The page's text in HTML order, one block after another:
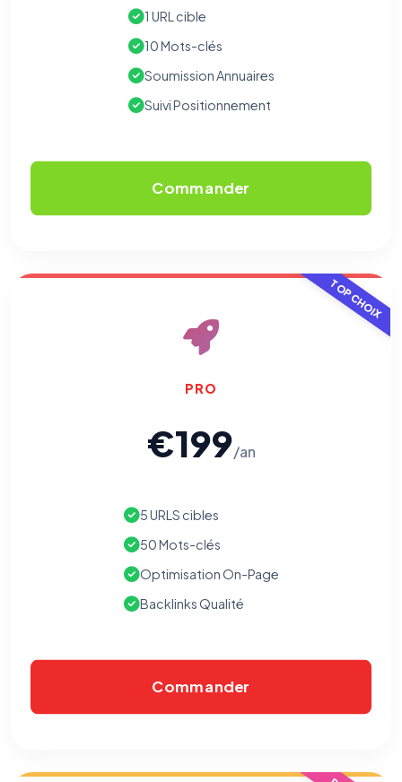
1 URL cible
10 Mots-clés
Soumission Annuaires
Suivi Positionnement
Commander
TOP CHOIX
PRO
€199/an
5 URLS cibles
50 Mots-clés
Optimisation On-Page
Backlinks Qualité
Commander